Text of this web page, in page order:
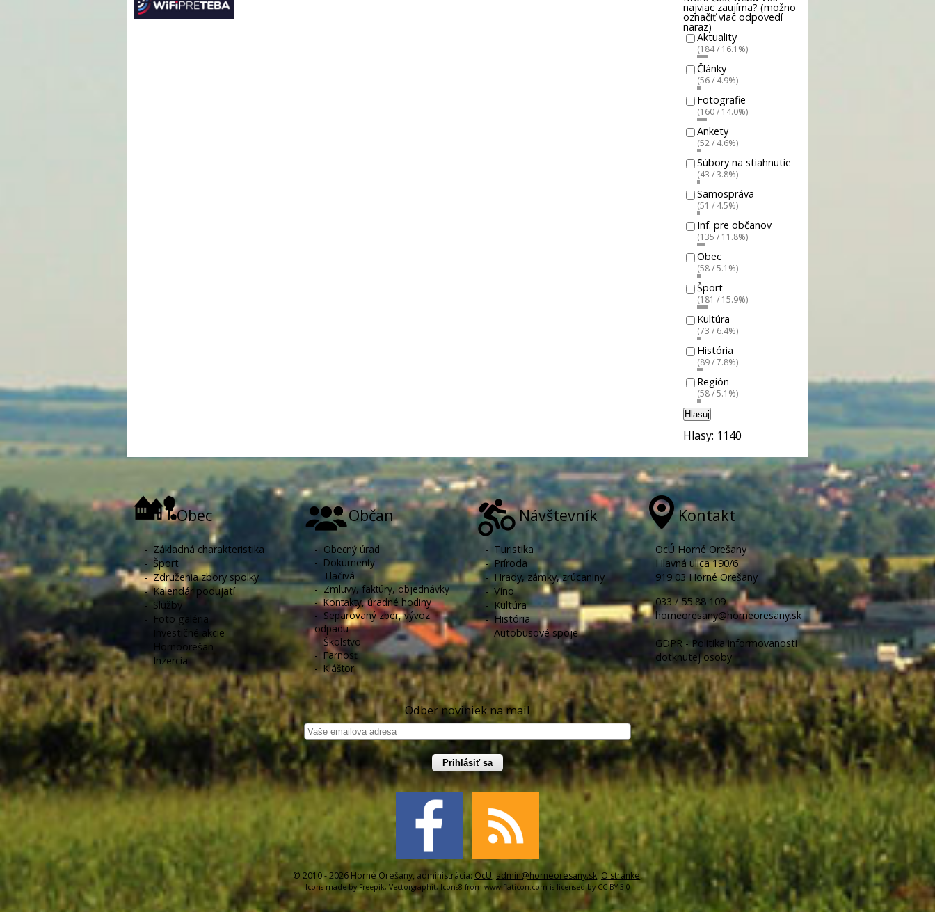
najviac zaujíma? (možno
označiť viac odpovedí
naraz)
Aktuality
(184 / 16.1%)
Články
(56 / 4.9%)
Fotografie
(160 / 14.0%)
Ankety
(52 / 4.6%)
Súbory na stiahnutie
(43 / 3.8%)
Samospráva
(51 / 4.5%)
Inf. pre občanov
(135 / 11.8%)
Obec
(58 / 5.1%)
Šport
(181 / 15.9%)
Kultúra
(73 / 6.4%)
História
(89 / 7.8%)
Región
(58 / 5.1%)
Hlasuj
Hlasy: 1140
Obec
- Základná charakteristika
- Šport
-Združenia zbory spolky
-Kalendár podujatí
- Služby
- Foto galéria
-
Investičné akcie
Hornoorešan
-Inzercia
Občan
- Obecný úrad
- Dokumenty
- Tlačivá
-Zmluvy, faktúry, objednávky
-Kontakty, úradné hodiny
- Separovaný zber, vývoz
odpadu
-Školstvo
-Farnosť
-Kláštor
Návštevník
- Turistika
-Príroda
-Hrady, zámky, zrúcaniny
-Víno
- Kultúra
-História
-Autobusové spoje
Kontakt
OcÚ Horné Orešany
Hlavná ulica 190/6
919 03 Horné Orešany
033 / 55 88 109
horneoresany@horneoresany.sk
GDPR - Politika informovanosti
dotknutej osoby
Odber noviniek na mail
Prihlásiť sa
© 2010 - 2026 Horné Orešany, administrácia: OcU, admin@horneoresany.sk, O stránke,
Icons made byFreepik, Vectorgraphit, Icons8 from www.flaticon.com is licensed by CC BY 3.0